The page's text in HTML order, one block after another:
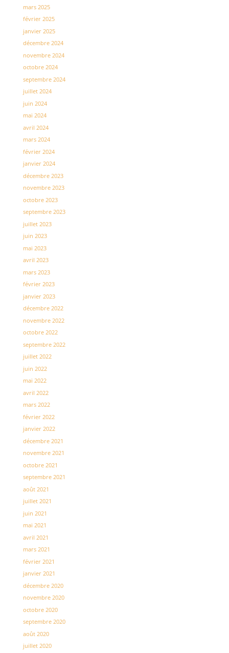
mars 2025
février 2025
janvier 2025
décembre 2024
novembre 2024
octobre 2024
septembre 2024
juillet 2024
juin 2024
mai 2024
avril 2024
mars 2024
février 2024
janvier 2024
décembre 2023
novembre 2023
octobre 2023
septembre 2023
juillet 2023
juin 2023
mai 2023
avril 2023
mars 2023
février 2023
janvier 2023
décembre 2022
novembre 2022
octobre 2022
septembre 2022
juillet 2022
juin 2022
mai 2022
avril 2022
mars 2022
février 2022
janvier 2022
décembre 2021
novembre 2021
octobre 2021
septembre 2021
août 2021
juillet 2021
juin 2021
mai 2021
avril 2021
mars 2021
février 2021
janvier 2021
décembre 2020
novembre 2020
octobre 2020
septembre 2020
août 2020
juillet 2020